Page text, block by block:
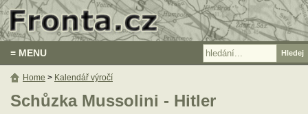
≡ MENU
Schůzka Mussolini - Hitler
Home > Kalendář výročí